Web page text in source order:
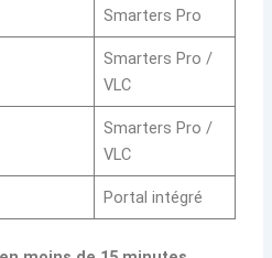
Smarters Pro
Smarters Pro /
VLC
Smarters Pro /
VLC
Portal intégré